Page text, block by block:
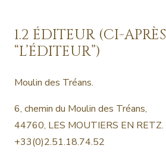
1.2 ÉDITEUR (CI-APRÈS
“L’ÉDITEUR”)
Moulin des Tréans.
6, chemin du Moulin des Tréans,
44760, LES MOUTIERS EN RETZ.
+33(0)2.51.18.74.52